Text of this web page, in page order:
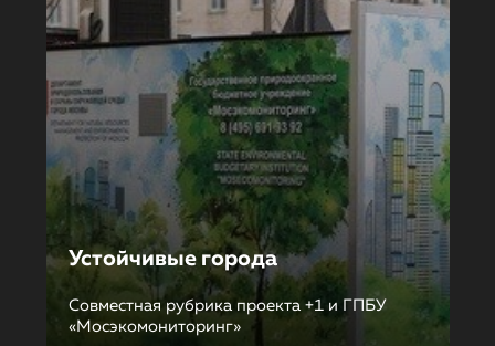
Устойчивые города
Совместная рубрика проекта +1 и ГПБУ
«Мосэкомониторинг»